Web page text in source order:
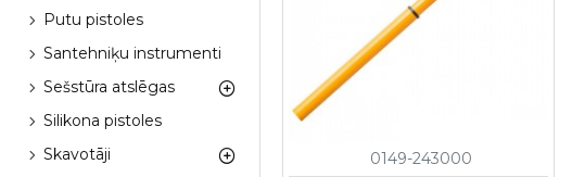
Putu pistoles
Santehniķu instrumenti
Sešstūra atslēgas
Silikona pistoles
Skavotāji
0149-243000